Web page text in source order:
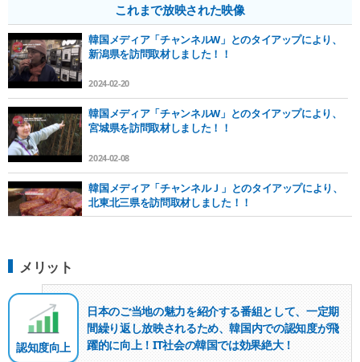
知れば知るほど面白い日本旅行（新潟県編）：2024年2月29日
（木）19:00
●取材スポット
〇清津峡渓谷トンネル
〇小千谷市錦鯉の里
〇寺泊魚の市場通り
〇燕市産業史料館
〇燕三条地場産業振興センター
〇四季の宿 みのや
〇越後一宮 彌彦神社
〇弥彦山ロープウェイ・弥彦山パノラマタワー
〇今代司酒造
●取材風景
〇清津峡渓谷トンネル
これまで放映された映像
韓国メディア「チャンネルW」とのタイアップにより、
新潟県を訪問取材しました！！
2024-02-20
韓国メディア「チャンネルW」とのタイアップにより、
宮城県を訪問取材しました！！
2024-02-08
韓国メディア「チャンネルＪ」とのタイアップにより、
北東北三県を訪問取材しました！！
2022-12-09
韓国メディア「チャンネルＪ」とのタイアップにより、
四国（徳島県、高知県、愛媛県、香川県）を訪問取材し
メリット
認知度向上
日本のご当地の魅力を紹介する番組として、 一定期
間繰り返し放映されるため、韓国内での認知度が飛
躍的に向上！ IT社会の韓国では効果絶大！